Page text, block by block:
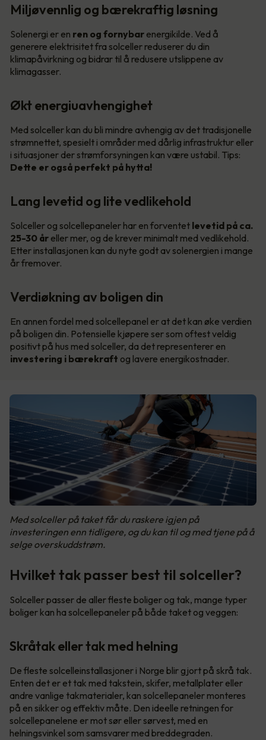
Miljøvennlig og bærekraftig løsning
Solenergi er en ren og fornybar energikilde. Ved å
generere elektrisitet fra solceller reduserer du din
klimapåvirkning og bidrar til å redusere utslippene av
klimagasser.
Økt energiuavhengighet
Med solceller kan du bli mindre avhengig av det tradisjonelle
strømnettet, spesielt i områder med dårlig infrastruktur eller
i situasjoner der strømforsyningen kan være ustabil. Tips:
Dette er også perfekt på hytta!
Lang levetid og lite vedlikehold
Solceller og solcellepaneler har en forventet levetid på ca.
25-30 år eller mer, og de krever minimalt med vedlikehold.
Etter installasjonen kan du nyte godt av solenergien i mange
år fremover.
Verdiøkning av boligen din
En annen fordel med solcellepanel er at det kan øke verdien
på boligen din. Potensielle kjøpere ser som oftest veldig
positivt på hus med solceller, da det representerer en
investering i bærekraft og lavere energikostnader.
Med solceller på taket får du raskere igjen på
investeringen enn tidligere, og du kan til og med tjene på å
selge overskuddstrøm.
Hvilket tak passer best til solceller?
Solceller passer de aller fleste boliger og tak, mange typer
boliger kan ha solcellepaneler på både taket og veggen:
Skråtak eller tak med helning
De fleste solcelleinstallasjoner i Norge blir gjort på skrå tak.
Enten det er et tak med takstein, skifer, metallplater eller
andre vanlige takmaterialer, kan solcellepaneler monteres
på en sikker og effektiv måte. Den ideelle retningen for
solcellepanelene er mot sør eller sørvest, med en
helningsvinkel som samsvarer med breddegraden.